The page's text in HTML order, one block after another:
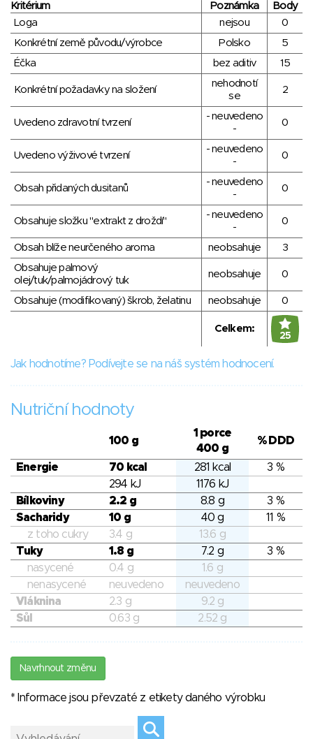
Kritérium Poznámka
Body
Loga
nejsou
0
Konkrétní země původu/výrobce
Polsko
5
Éčka
bez aditiv 15
Konkrétní požadavky na složení
nehodnotí
se
2
Uvedeno zdravotní tvrzení
- neuvedeno
-
0
Uvedeno výživové tvrzení
- neuvedeno
-
0
Obsah přidaných dusitanů
- neuvedeno
-
0
Obsahuje složku "extrakt z droždí"
- neuvedeno
-
0
Obsah blíže neurčeného aroma neobsahuje
3
Obsahuje palmový
olej/tuk/palmojádrový tuk
neobsahuje 0
Obsahuje (modifikovaný) škrob, želatinu neobsahuje 0
Celkem:
25
Jak hodnotíme? Podívejte se na náš systém hodnocení.
Nutriční hodnoty
100 g
1 porce
400 g
% DDD
Energie 70 kcal 281 kcal
3 %
294 kJ
1176 kJ
Bílkoviny
2.2 g 8.8 g
3 %
Sacharidy
10 g 40 g
11 %
z toho cukry
3.4 g
13.6 g
Tuky
1.8 g 7.2 g
3 %
nasycené
0.4 g
1.6 g
nenasycené
neuvedeno
neuvedeno
Vláknina
2.3 g
9.2 g
Sůl
0.63 g 2.52 g
Navrhnout změnu
* Informace jsou převzaté z etikety daného výrobku